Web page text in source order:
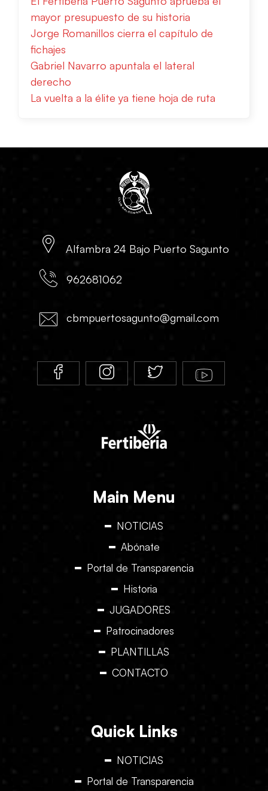
mayor presupuesto de su historia
Jorge Romanillos cierra el capítulo de
fichajes
Gabriel Navarro apuntala el lateral
derecho
La vuelta a la élite ya tiene hoja de ruta
Alfambra 24 Bajo Puerto Sagunto
962681062
cbmpuertosagunto@gmail.com
Main Menu
NOTICIAS
Abónate
Portal de Transparencia
Historia
JUGADORES
Patrocinadores
PLANTILLAS
CONTACTO
Quick Links
NOTICIAS
Portal de Transparencia